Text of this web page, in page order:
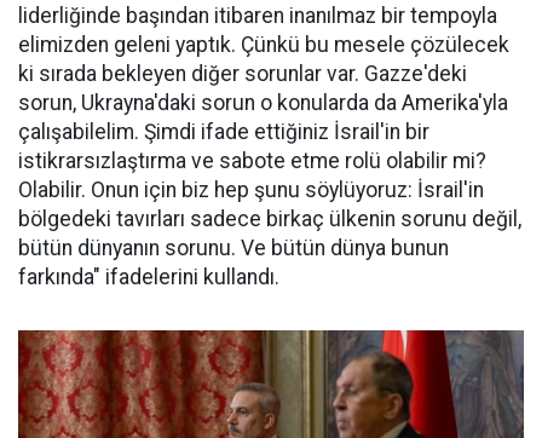
liderliğinde başından itibaren inanılmaz bir tempoyla
elimizden geleni yaptık. Çünkü bu mesele çözülecek
ki sırada bekleyen diğer sorunlar var. Gazze'deki
sorun, Ukrayna'daki sorun o konularda da Amerika'yla
çalışabilelim. Şimdi ifade ettiğiniz İsrail'in bir
istikrarsızlaştırma ve sabote etme rolü olabilir mi?
Olabilir. Onun için biz hep şunu söylüyoruz: İsrail'in
bölgedeki tavırları sadece birkaç ülkenin sorunu değil,
bütün dünyanın sorunu. Ve bütün dünya bunun
farkında" ifadelerini kullandı.